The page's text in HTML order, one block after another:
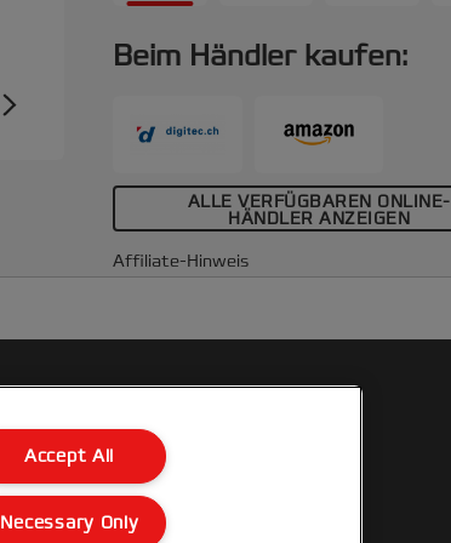
Beim Händler kaufen:
ALLE VERFÜGBAREN ONLINE-
HÄNDLER ANZEIGEN
Affiliate-Hinweis
Accept All
Necessary Only